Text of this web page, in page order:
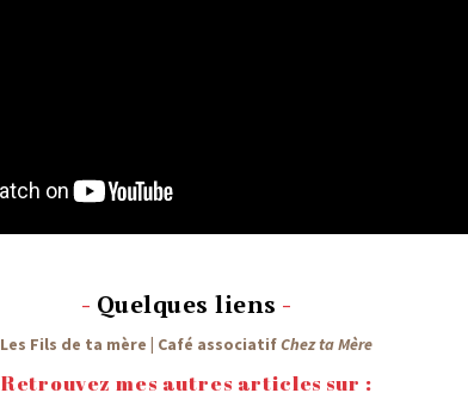
- Quelques liens -
Les Fils de ta mère | Café asso­cia­tifChez ta Mère
Retrouvez mes autres articles sur :